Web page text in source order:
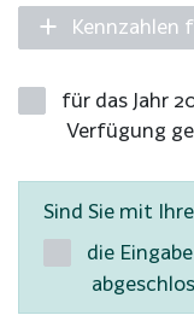
Kennzahlen
für das Jahr
Verfügung
Sind Sie mit
die